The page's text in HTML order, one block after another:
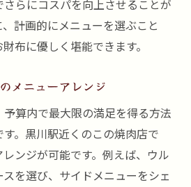
らにコスパを向上させることが
計画的にメニューを選ぶこと
布に優しく堪能できます。
メニューアレンジ
算内で最大限の満足を得る方法
。黒川駅近くのこの焼肉店で
ンジが可能です。例えば、ウル
を選び、サイドメニューをシェ